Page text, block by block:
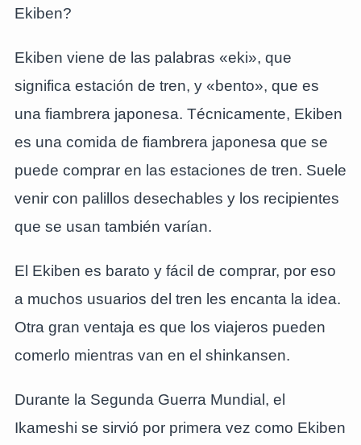
Ekiben?
Ekiben viene de las palabras «eki», que
significa estación de tren, y «bento», que es
una fiambrera japonesa. Técnicamente, Ekiben
es una comida de fiambrera japonesa que se
puede comprar en las estaciones de tren. Suele
venir con palillos desechables y los recipientes
que se usan también varían.
El Ekiben es barato y fácil de comprar, por eso
a muchos usuarios del tren les encanta la idea.
Otra gran ventaja es que los viajeros pueden
comerlo mientras van en el shinkansen.
Durante la Segunda Guerra Mundial, el
Ikameshi se sirvió por primera vez como Ekiben